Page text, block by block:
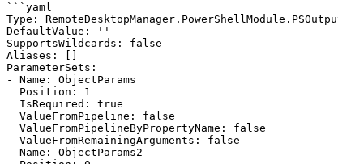
```yaml
Type:
DefaultValue: ''
SupportsWildcards: false
Aliases: []
ParameterSets:
- Name: ObjectParams
- Name: ObjectParams2